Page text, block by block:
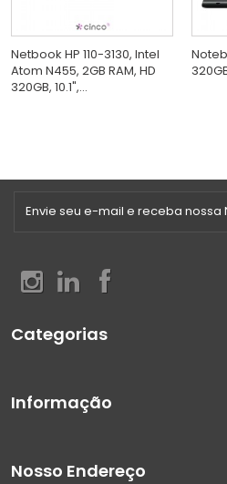
Netbook HP 110-3130, Intel
Atom N455, 2GB RAM, HD
320GB, 10.1",...
Categorias
Informação
Nosso Endereço